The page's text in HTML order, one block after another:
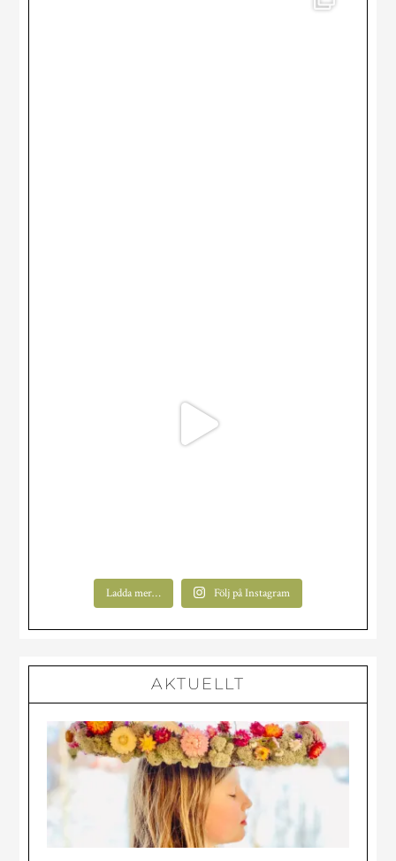
Ladda mer… Följ på Instagram
AKTUELLT